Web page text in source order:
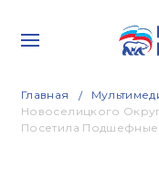
Главная
Новоселицкого
Посетила